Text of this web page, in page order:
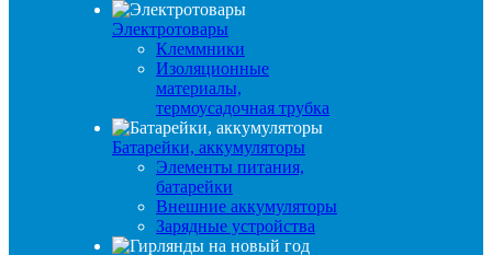
Электротовары
Клеммники
Изоляционные
материалы,
термоусадочная трубка
Батарейки, аккумуляторы
Элементы питания,
батарейки
Внешние аккумуляторы
Зарядные устройства